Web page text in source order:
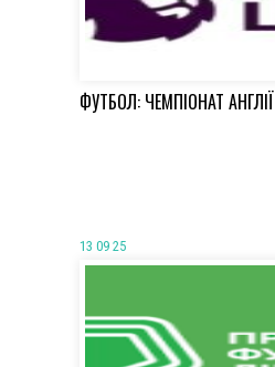
ФУТБОЛ: ЧЕМПІОНАТ АНГЛІЇ
13 09 25